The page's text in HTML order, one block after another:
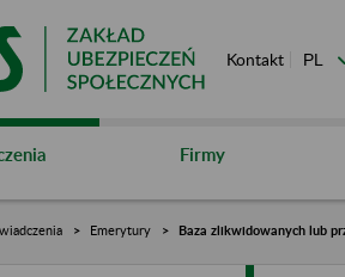
Kontakt
Firmy
Emerytury Baza zlikwidowanych lub